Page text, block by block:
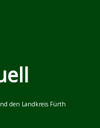
den Landkreis Fürth